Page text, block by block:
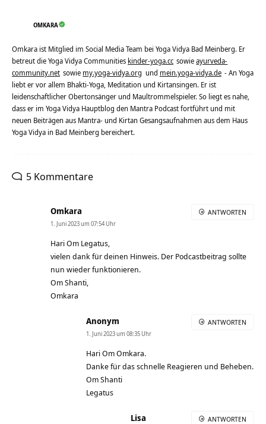
OMKARA
Omkara ist Mitglied im Social Media Team bei Yoga Vidya Bad Meinberg. Er
betreut die Yoga Vidya Communities kinder-yoga.cc sowieayurveda-
community.net sowie my.yoga-vidya.org und mein.yoga-vidya.de - An Yoga
liebt er vor allem Bhakti-Yoga, Meditation und Kirtansingen. Er ist
leidenschaftlicher Obertonsänger und Maultrommelspieler. So liegt es nahe,
dass er im Yoga Vidya Hauptblog den Mantra Podcast fortführt und mit
neuen Beiträgen aus Mantra- und Kirtan Gesangsaufnahmen aus dem Haus
Yoga Vidya in Bad Meinberg bereichert.
5 Kommentare
Omkara
1. Juni 2023 um 07:54 Uhr
Hari Om Legatus,
vielen dank für deinen Hinweis. Der Podcastbeitrag sollte
nun wieder funktionieren.
Om Shanti,
Omkara
ANTWORTEN
Anonym
1. Juni 2023 um 08:35 Uhr
Hari Om Omkara.
Danke für das schnelle Reagieren und Beheben.
Om Shanti
Legatus
ANTWORTEN
Lisa ANTWORTEN